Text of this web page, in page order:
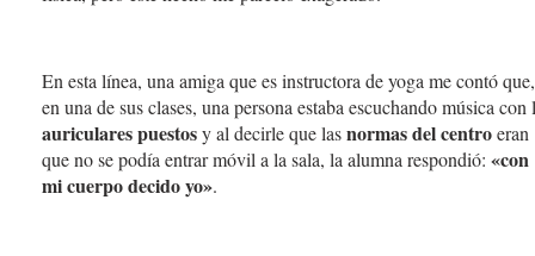
En esta línea, una amiga que es instructora de yoga me contó que,
en una de sus clases, una persona estaba escuchando música con
auriculares puestosy al decirle que lasnormas del centroeran
que no se podía entrar móvil a la sala, la alumna respondió: «con
mi cuerpo decido yo».